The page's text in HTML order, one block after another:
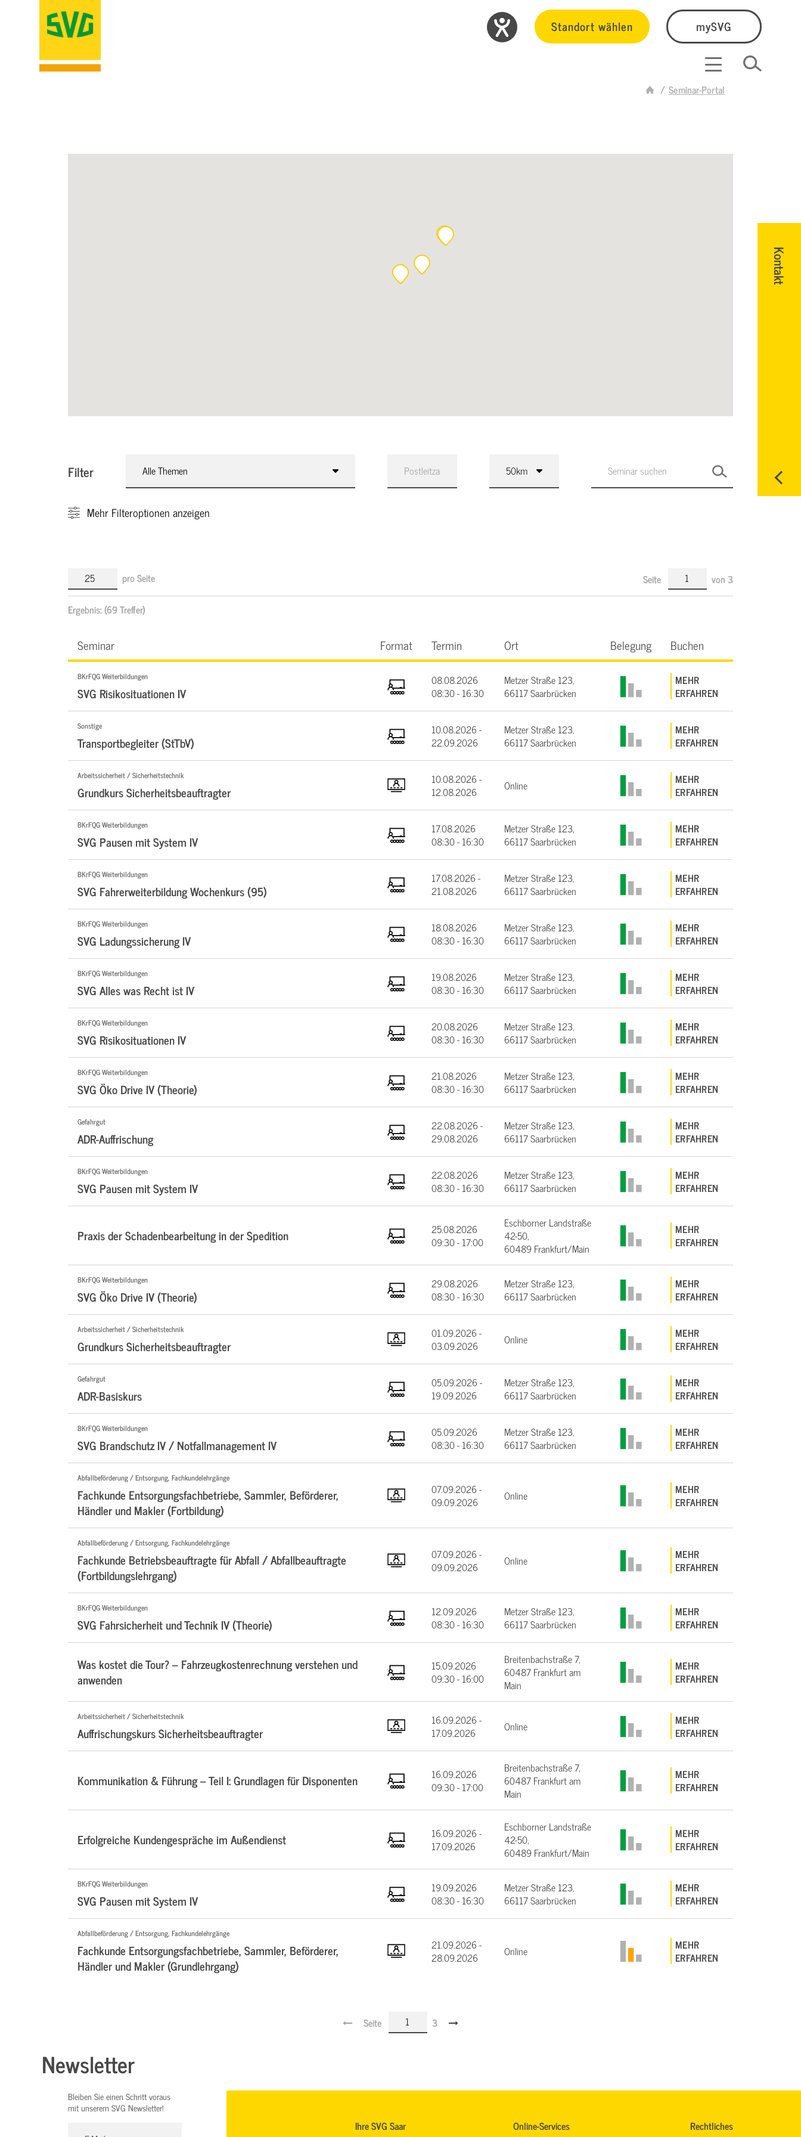
Standort wählen mySVG
Seminar-Portal
Kontakt
Filter Alle Themen
Mehr Filteroptionen anzeigen
pro Seite Seite von 3
Ergebnis:(69 Treffer)
Seminar Format Termin Ort Belegung Buchen
BKrFQG Weiterbildungen
SVG Risikosituationen IV
08.08.2026
08:30 - 16:30
Metzer Straße 123,
66117 Saarbrücken
MEHR
ERFAHREN
Sonstige
Transportbegleiter (StTbV)
10.08.2026 -
22.09.2026
Metzer Straße 123,
66117 Saarbrücken
MEHR
ERFAHREN
Arbeitssicherheit / Sicherheitstechnik
Grundkurs Sicherheitsbeauftragter
10.08.2026 -
12.08.2026
Online
MEHR
ERFAHREN
BKrFQG Weiterbildungen
SVG Pausen mit System IV
17.08.2026
08:30 - 16:30
Metzer Straße 123,
66117 Saarbrücken
MEHR
ERFAHREN
BKrFQG Weiterbildungen
SVG Fahrerweiterbildung Wochenkurs (95)
17.08.2026 -
21.08.2026
Metzer Straße 123,
66117 Saarbrücken
MEHR
ERFAHREN
BKrFQG Weiterbildungen
SVG Ladungssicherung IV
18.08.2026
08:30 - 16:30
Metzer Straße 123,
66117 Saarbrücken
MEHR
ERFAHREN
BKrFQG Weiterbildungen
SVG Alles was Recht ist IV
19.08.2026
08:30 - 16:30
Metzer Straße 123,
66117 Saarbrücken
MEHR
ERFAHREN
BKrFQG Weiterbildungen
SVG Risikosituationen IV
20.08.2026
08:30 - 16:30
Metzer Straße 123,
66117 Saarbrücken
MEHR
ERFAHREN
BKrFQG Weiterbildungen
SVG Öko Drive IV (Theorie)
21.08.2026
08:30 - 16:30
Metzer Straße 123,
66117 Saarbrücken
MEHR
ERFAHREN
Gefahrgut
ADR-Auffrischung
22.08.2026 -
29.08.2026
Metzer Straße 123,
66117 Saarbrücken
MEHR
ERFAHREN
BKrFQG Weiterbildungen
SVG Pausen mit System IV
22.08.2026
08:30 - 16:30
Metzer Straße 123,
66117 Saarbrücken
MEHR
ERFAHREN
Praxis der Schadenbearbeitung in der Spedition
25.08.2026
09:30 - 17:00
Eschborner Landstraße
42-50,
60489 Frankfurt/Main
MEHR
ERFAHREN
BKrFQG Weiterbildungen
SVG Öko Drive IV (Theorie)
29.08.2026
08:30 - 16:30
Metzer Straße 123,
66117 Saarbrücken
MEHR
ERFAHREN
Arbeitssicherheit / Sicherheitstechnik
Grundkurs Sicherheitsbeauftragter
01.09.2026 -
03.09.2026
Online
MEHR
ERFAHREN
Gefahrgut
ADR-Basiskurs
05.09.2026 -
19.09.2026
Metzer Straße 123,
66117 Saarbrücken
MEHR
ERFAHREN
BKrFQG Weiterbildungen
SVG Brandschutz IV / Notfallmanagement IV
05.09.2026
08:30 - 16:30
Metzer Straße 123,
66117 Saarbrücken
MEHR
ERFAHREN
Abfallbeförderung / Entsorgung, Fachkundelehrgänge
Fachkunde Entsorgungsfachbetriebe, Sammler, Beförderer,
Händler und Makler (Fortbildung)
07.09.2026 -
09.09.2026
Online
MEHR
ERFAHREN
Abfallbeförderung / Entsorgung, Fachkundelehrgänge
Fachkunde Betriebsbeauftragte für Abfall / Abfallbeauftragte
(Fortbildungslehrgang)
07.09.2026 -
09.09.2026
Online
MEHR
ERFAHREN
BKrFQG Weiterbildungen
SVG Fahrsicherheit und Technik IV (Theorie)
12.09.2026
08:30 - 16:30
Metzer Straße 123,
66117 Saarbrücken
MEHR
ERFAHREN
Was kostet die Tour? – Fahrzeugkostenrechnung verstehen und
anwenden
15.09.2026
09:30 - 16:00
Breitenbachstraße 7,
60487 Frankfurt am
Main
MEHR
ERFAHREN
Arbeitssicherheit / Sicherheitstechnik
Auffrischungskurs Sicherheitsbeauftragter
16.09.2026 -
17.09.2026
Online
MEHR
ERFAHREN
Kommunikation & Führung – Teil I: Grundlagen für Disponenten
16.09.2026
09:30 - 17:00
Breitenbachstraße 7,
60487 Frankfurt am
Main
MEHR
ERFAHREN
Erfolgreiche Kundengespräche im Außendienst
16.09.2026 -
17.09.2026
Eschborner Landstraße
42-50,
60489 Frankfurt/Main
MEHR
ERFAHREN
BKrFQG Weiterbildungen
SVG Pausen mit System IV
19.09.2026
08:30 - 16:30
Metzer Straße 123,
66117 Saarbrücken
MEHR
ERFAHREN
Abfallbeförderung / Entsorgung, Fachkundelehrgänge
Fachkunde Entsorgungsfachbetriebe, Sammler, Beförderer,
Händler und Makler (Grundlehrgang)
21.09.2026 -
28.09.2026
Online
MEHR
ERFAHREN
Seite 3
Newsletter
Bleiben Sie einen Schritt voraus
mit unserem SVG Newsletter!
Ihre SVG Saar Online-Services Rechtliches